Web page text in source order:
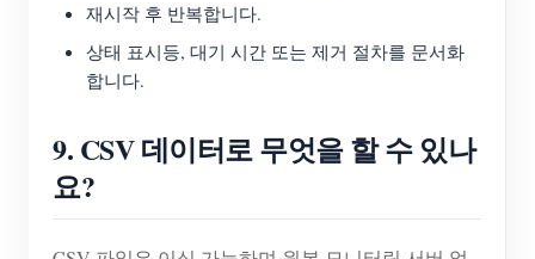
재시작 후 반복합니다.
상태 표시등, 대기 시간 또는 제거 절차를 문서화
합니다.
9. CSV 데이터로 무엇을 할 수 있나
요?